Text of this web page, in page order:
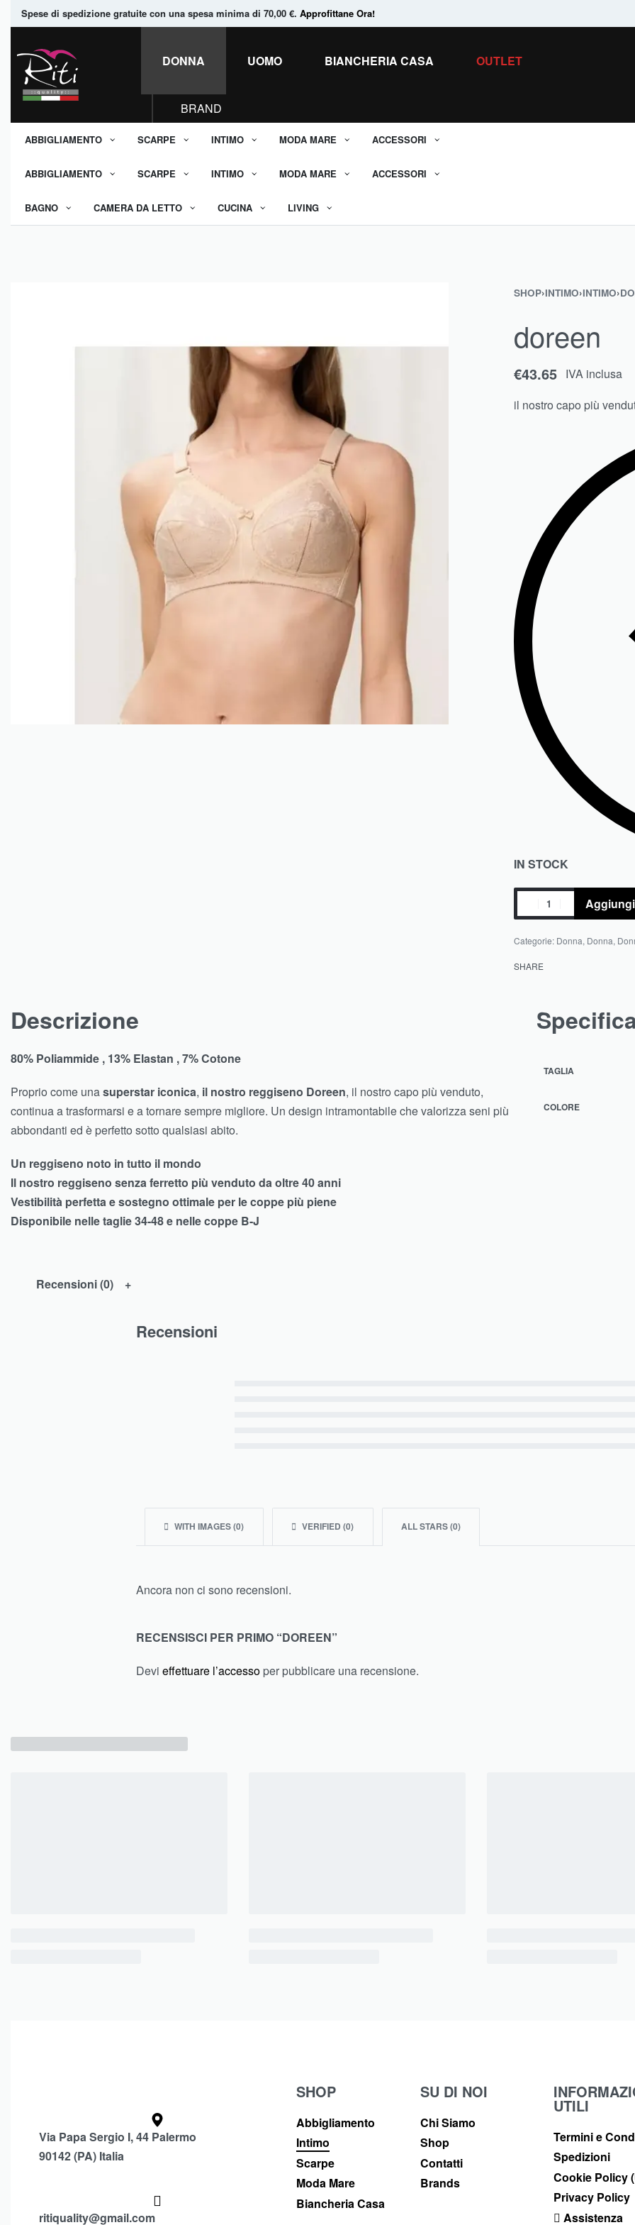
Spese di spedizione gratuite con una spesa minima di 70,00 €. Approfittane Ora!
DONNA UOMO BIANCHERIA CASA OUTLET
BRAND
ABBIGLIAMENTO SCARPE INTIMO MODA MARE ACCESSORI
ABBIGLIAMENTO SCARPE INTIMO MODA MARE ACCESSORI
BAGNO CAMERA DA LETTO CUCINA LIVING
SHOP›INTIMO›INTIMO›
doreen
€43.65 IVA inclusa
il nostro capo più
IN STOCK
Categorie: Donna, Donna,
SHARE
Descrizione
80% Poliammide , 13% Elastan , 7% Cotone
Proprio come unasuperstar iconica, il nostro reggiseno Doreen, il nostro capo più venduto,
continua a trasformarsi e a tornare sempre migliore. Un design intramontabile che valorizza seni più
abbondanti ed è perfetto sotto qualsiasi abito.
Un reggiseno noto in tutto il mondo
Il nostro reggiseno senza ferretto più venduto da oltre 40 anni
Vestibilità perfetta e sostegno ottimale per le coppe più piene
Disponibile nelle taglie 34-48 e nelle coppe B-J
TAGLIA
COLORE
Recensioni (0)
Recensioni
WITH IMAGES (0) VERIFIED (0) ALL STARS (0)
Ancora non ci sono recensioni.
RECENSISCI PER PRIMO “DOREEN”
Devi effettuare l’accesso per pubblicare una recensione.
Via Papa Sergio I, 44 Palermo
90142 (PA) Italia
ritiquality@gmail.com
SHOP
Abbigliamento
Intimo
Scarpe
Moda Mare
Biancheria Casa
SU DI NOI
Chi Siamo
Shop
Contatti
Brands
UTILI
Termini e
Spedizioni
Cookie Policy
Privacy Policy
Assistenza